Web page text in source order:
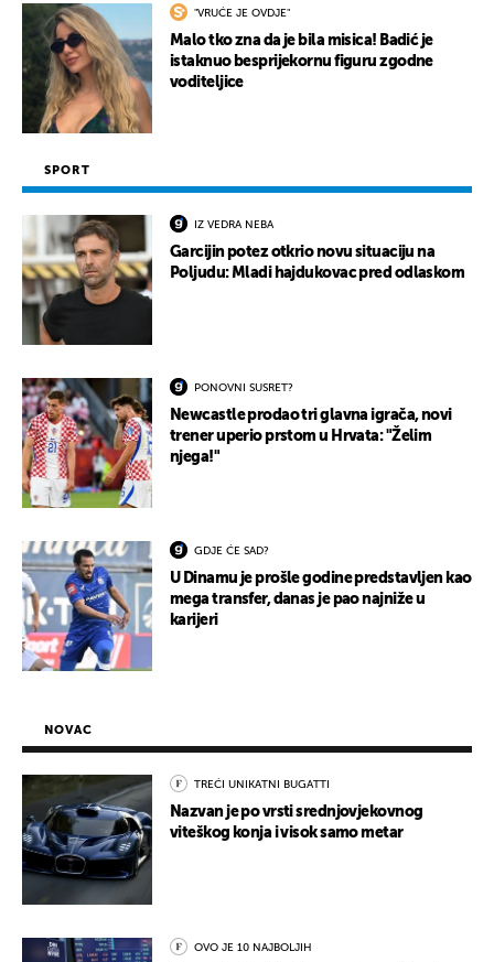
"VRUĆE JE OVDJE"
Malo tko zna da je bila misica! Badić je
istaknuo besprijekornu figuru zgodne
voditeljice
SPORT
IZ VEDRA NEBA
Garcijin potez otkrio novu situaciju na
Poljudu: Mladi hajdukovac pred odlaskom
PONOVNI SUSRET?
Newcastle prodao tri glavna igrača, novi
trener uperio prstom u Hrvata: "Želim
njega!"
GDJE ĆE SAD?
U Dinamu je prošle godine predstavljen kao
mega transfer, danas je pao najniže u
karijeri
NOVAC
TREĆI UNIKATNI BUGATTI
Nazvan je po vrsti srednjovjekovnog
viteškog konja i visok samo metar
OVO JE 10 NAJBOLJIH